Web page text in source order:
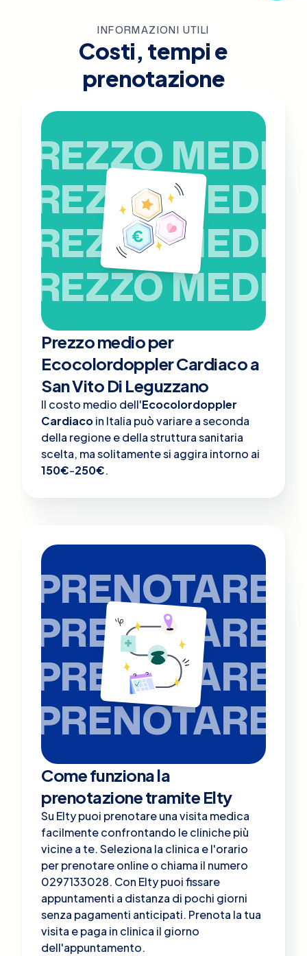
INFORMAZIONI UTILI
Costi, tempi e
prenotazione
PREZZO MEDIO
PREZZO MEDIO
PREZZO MEDIO
PREZZO MEDIO
Prezzo medio per
Ecocolordoppler Cardiaco a
San Vito Di Leguzzano
Il costo medio dell'Ecocolordoppler
Cardiacoin Italia può variare a seconda
della regione e della struttura sanitaria
scelta, ma solitamente si aggira intorno ai
150€-250€.
PRENOTARE
PRENOTARE
PRENOTARE
PRENOTARE
Come funziona la
prenotazione tramite Elty
Su Elty puoi prenotare una visita medica
facilmente confrontando le cliniche più
vicine a te. Seleziona la clinica e l'orario
per prenotare online o chiama il numero
0297133028. Con Elty puoi fissare
appuntamenti a distanza di pochi giorni
senza pagamenti anticipati. Prenota la tua
visita e paga in clinica il giorno
dell'appuntamento.